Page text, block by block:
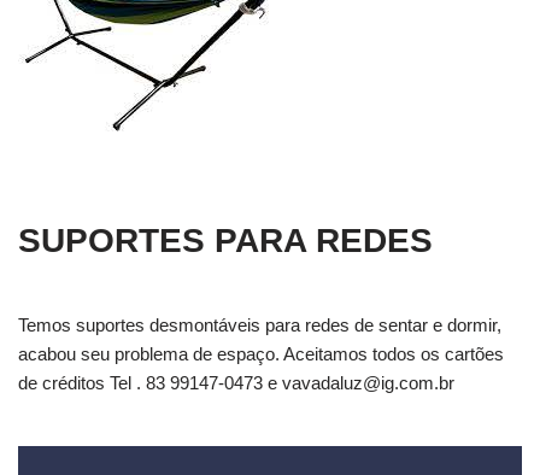
SUPORTES PARA REDES
Temos suportes desmontáveis para redes de sentar e dormir,
acabou seu problema de espaço. Aceitamos todos os cartões
de créditos Tel . 83 99147-0473 e vavadaluz@ig.com.br